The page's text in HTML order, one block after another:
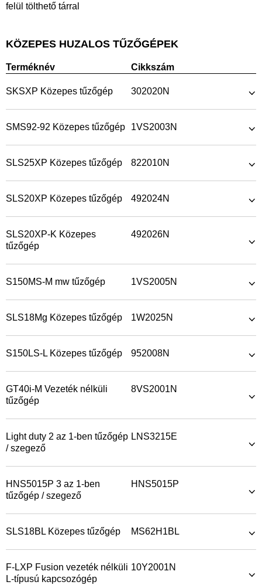
felül tölthető tárral
KÖZEPES HUZALOS TŰZŐGÉPEK
Terméknév Cikkszám
SKSXP Közepes tűzőgép 302020N
SMS92-92 Közepes tűzőgép 1VS2003N
SLS25XP Közepes tűzőgép 822010N
SLS20XP Közepes tűzőgép 492024N
SLS20XP-K Közepes
tűzőgép
492026N
S150MS-M mw tűzőgép 1VS2005N
SLS18Mg Közepes tűzőgép 1W2025N
S150LS-L Közepes tűzőgép 952008N
GT40i-M Vezeték nélküli
tűzőgép
8VS2001N
Light duty 2 az 1-ben tűzőgép
/ szegező
LNS3215E
HNS5015P 3 az 1-ben
tűzőgép / szegező
HNS5015P
SLS18BL Közepes tűzőgép MS62H1BL
F-LXP Fusion vezeték nélküli
L-típusú kapcsozógép
10Y2001N